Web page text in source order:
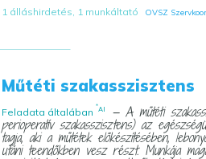
1 álláshirdetés, 1 munkáltató OVSZ
Műtéti szakasszisztens
Feladata általában *AI — A műtéti
perioperatív szakasszisztens) az
tagja, aki a műtétek előkészítésében,
utáni teendőkben vesz részt. Munkája